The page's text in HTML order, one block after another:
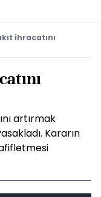
ihracatını
artırmak
Kararın